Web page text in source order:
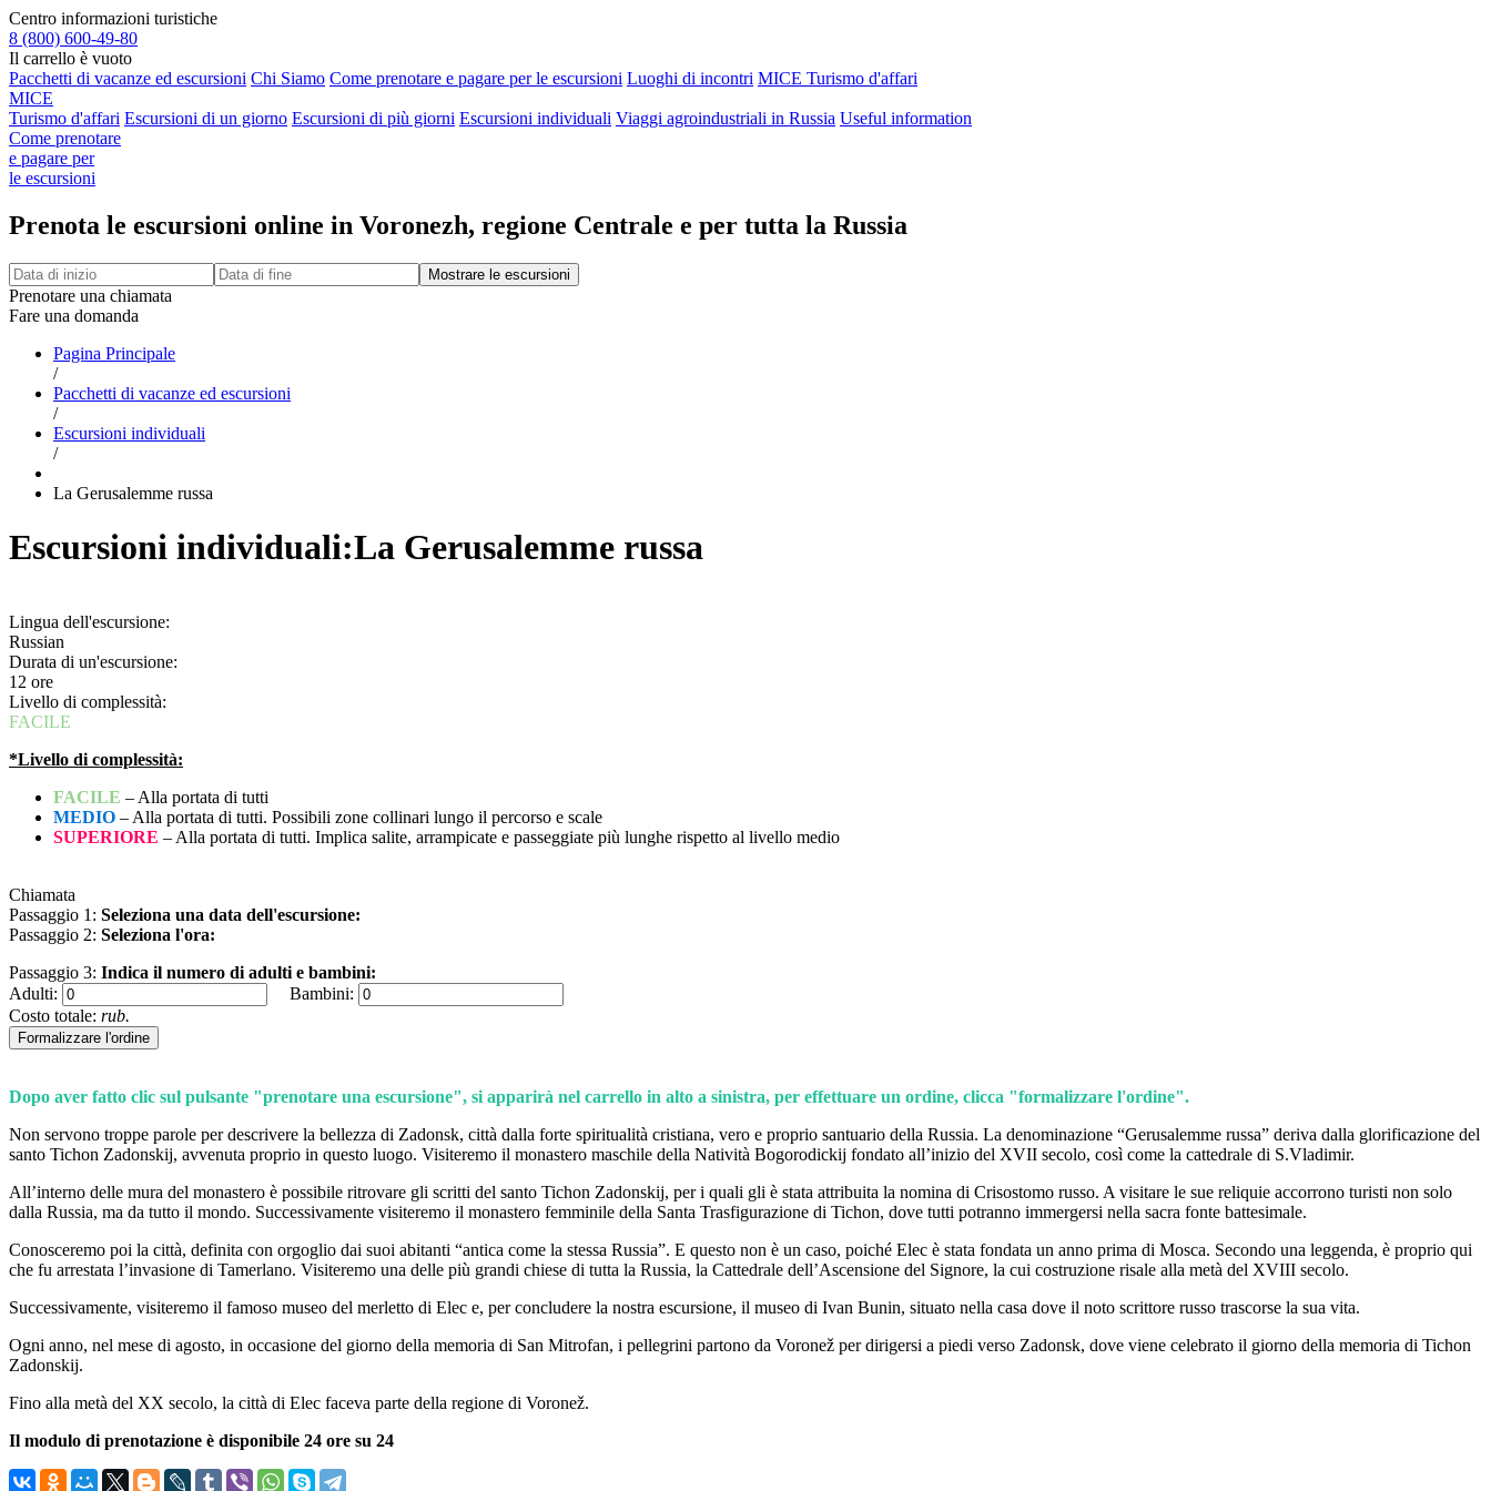
Centro informazioni turistiche
8 (800) 600-49-80
Il carrello è vuoto
Pacchetti di vacanze ed escursioni Chi Siamo Come prenotare e pagare per le escursioni Luoghi di incontri MICE Turismo d'affari
MICE
Turismo d'affari Escursioni di un giorno Escursioni di più giorni Escursioni individuali Viaggi agroindustriali in Russia Useful information
Come prenotare
e pagare per
le escursioni
Prenota le escursioni online in Voronezh, regione Centrale e per tutta la Russia
Prenotare una chiamata
Fare una domanda
Pagina Principale
/
Pacchetti di vacanze ed escursioni
/
Escursioni individuali
/
La Gerusalemme russa
Escursioni individuali:La Gerusalemme russa
Lingua dell'escursione:
Russian
Durata di un'escursione:
12 ore
Livello di complessità:
FACILE
*Livello di complessità:
FACILE – Alla portata di tutti
MEDIO – Alla portata di tutti. Possibili zone collinari lungo il percorso e scale
SUPERIORE – Alla portata di tutti. Implica salite, arrampicate e passeggiate più lunghe rispetto al livello medio
Chiamata
Passaggio 1: Seleziona una data dell'escursione:
Passaggio 2: Seleziona l'ora:
Passaggio 3: Indica il numero di adulti e bambini:
Adulti:
Bambini:
Costo totale: rub.
Formalizzare l'ordine
Dopo aver fatto clic sul pulsante "prenotare una escursione", si apparirà nel carrello in alto a sinistra, per effettuare un ordine, clicca "formalizzare l'ordine".
Non servono troppe parole per descrivere la bellezza di Zadonsk, città dalla forte spiritualità cristiana, vero e proprio santuario della Russia. La denominazione “Gerusalemme russa” deriva dalla glorificazione del
santo Tichon Zadonskij, avvenuta proprio in questo luogo. Visiteremo il monastero maschile della Natività Bogorodickij fondato all’inizio del XVII secolo, così come la cattedrale di S.Vladimir.
All’interno delle mura del monastero è possibile ritrovare gli scritti del santo Tichon Zadonskij, per i quali gli è stata attribuita la nomina di Crisostomo russo. A visitare le sue reliquie accorrono turisti non solo
dalla Russia, ma da tutto il mondo. Successivamente visiteremo il monastero femminile della Santa Trasfigurazione di Tichon, dove tutti potranno immergersi nella sacra fonte battesimale.
Conosceremo poi la città, definita con orgoglio dai suoi abitanti “antica come la stessa Russia”. E questo non è un caso, poiché Elec è stata fondata un anno prima di Mosca. Secondo una leggenda, è proprio qui
che fu arrestata l’invasione di Tamerlano. Visiteremo una delle più grandi chiese di tutta la Russia, la Cattedrale dell’Ascensione del Signore, la cui costruzione risale alla metà del XVIII secolo.
Successivamente, visiteremo il famoso museo del merletto di Elec e, per concludere la nostra escursione, il museo di Ivan Bunin, situato nella casa dove il noto scrittore russo trascorse la sua vita.
Ogni anno, nel mese di agosto, in occasione del giorno della memoria di San Mitrofan, i pellegrini partono da Voronež per dirigersi a piedi verso Zadonsk, dove viene celebrato il giorno della memoria di Tichon
Zadonskij.
Fino alla metà del XX secolo, la città di Elec faceva parte della regione di Voronež.
Il modulo di prenotazione è disponibile 24 ore su 24